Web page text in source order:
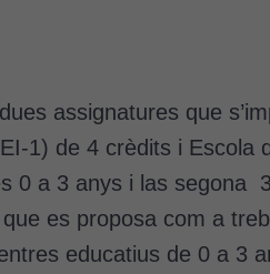
assignatures que
1) de 4 crèdits i Escola
0 a 3 anys i las segona
es proposa com a
educatius de 0 a 3